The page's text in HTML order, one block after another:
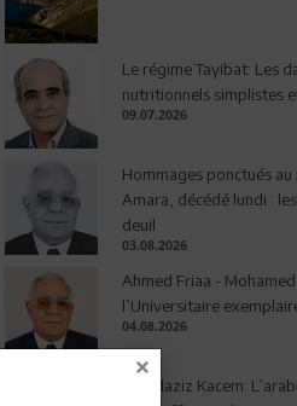
Le régime Tayibat: Les
nutritionnels simplistes
09.07.2026
Hommages ponctués
Amara, décédé lundi :
deuil
03.08.2026
Ahmed Friaa -
l’Universitaire
04.08.2026
Abdelaziz Kacem: